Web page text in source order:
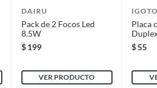
DAIRU
Pack de 2 Focos Led
8.5W
$ 199
VER PRODUCTO
Placa
$55